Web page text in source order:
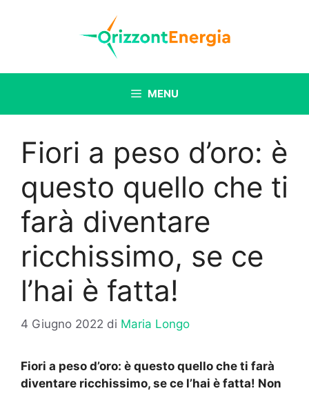
MENU
Fiori a peso d’oro: è
questo quello che ti
farà diventare
ricchissimo, se ce
l’hai è fatta!
4 Giugno 2022 di Maria Longo
Fiori a peso d’oro: è questo quello che ti farà
diventare ricchissimo, se ce l’hai è fatta! Non